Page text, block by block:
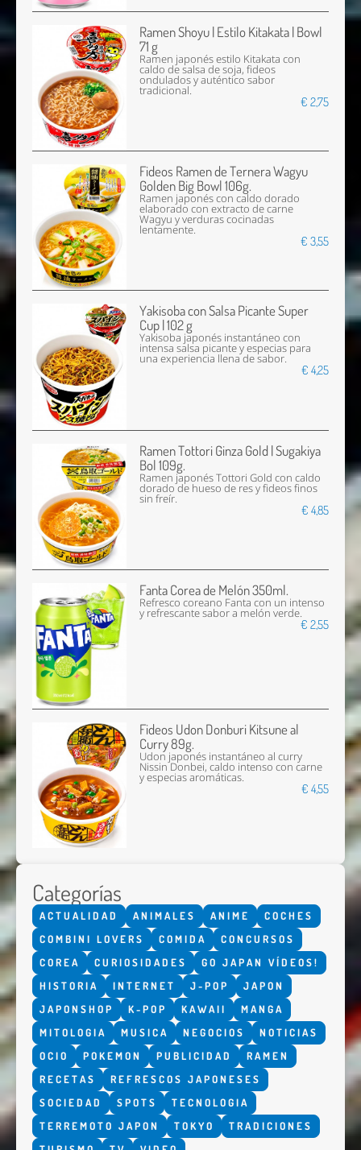
Ramen Shoyu | Estilo Kitakata | Bowl
71 g
Ramen japonés estilo Kitakata con
caldo de salsa de soja, fideos
ondulados y auténtico sabor
tradicional.
€ 2,75
Fideos Ramen de Ternera Wagyu
Golden Big Bowl 106g.
Ramen japonés con caldo dorado
elaborado con extracto de carne
Wagyu y verduras cocinadas
lentamente.
€ 3,55
Yakisoba con Salsa Picante Super
Cup | 102 g
Yakisoba japonés instantáneo con
intensa salsa picante y especias para
una experiencia llena de sabor.
€ 4,25
Ramen Tottori Ginza Gold | Sugakiya
Bol 109g.
Ramen japonés Tottori Gold con caldo
dorado de hueso de res y fideos finos
sin freír.
€ 4,85
Fanta Corea de Melón 350ml.
Refresco coreano Fanta con un intenso
y refrescante sabor a melón verde.
€ 2,55
Fideos Udon Donburi Kitsune al
Curry 89g.
Udon japonés instantáneo al curry
Nissin Donbei, caldo intenso con carne
y especias aromáticas.
€ 4,55
Categorías
ACTUALIDAD ANIMALES ANIME
COCHES
COMBINI LOVERS
COMIDA
CONCURSOS
COREA
CURIOSIDADES
GO JAPAN VÍDEOS!
HISTORIA
INTERNET J-POP
JAPON
JAPONSHOP
K-POP KAWAII
MANGA
MITOLOGIA
MUSICA NEGOCIOS
NOTICIAS
OCIO
POKEMON PUBLICIDAD
RAMEN
RECETAS
REFRESCOS JAPONESES
SOCIEDAD
SPOTS
TECNOLOGIA
TERREMOTO JAPON
TOKYO
TRADICIONES